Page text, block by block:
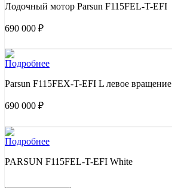
Лодочный мотор Parsun F115FEL-T-EFI
690 000 ₽
Подробнее
Parsun F115FEX-T-EFI L левое вращение
690 000 ₽
Подробнее
PARSUN F115FEL-T-EFI White